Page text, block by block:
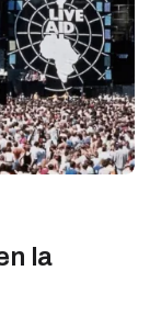
la